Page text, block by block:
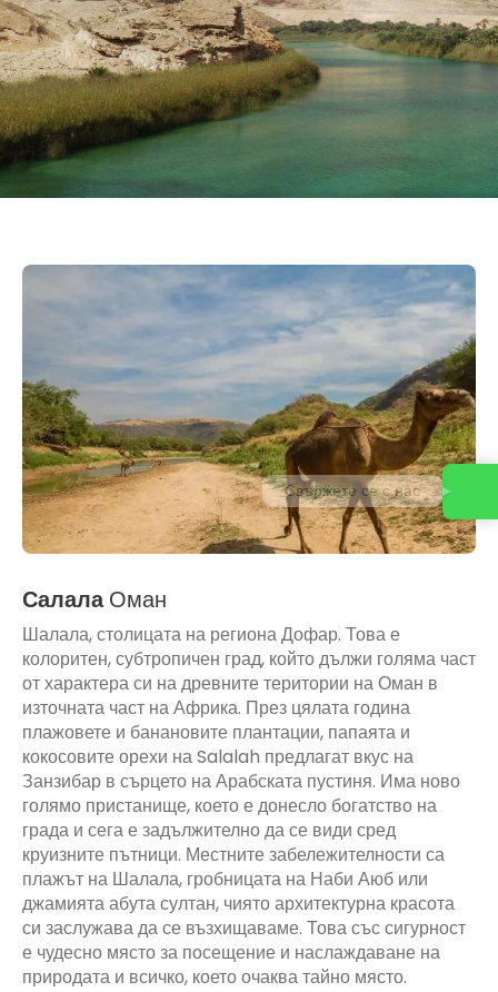
СалалаОман
Шалала, столицата на региона Дофар. Това е
колоритен, субтропичен град, който дължи голяма част
от характера си на древните територии на Оман в
източната част на Африка. През цялата година
плажовете и банановите плантации, папаята и
кокосовите орехи на Salalah предлагат вкус на
Занзибар в сърцето на Арабската пустиня. Има ново
голямо пристанище, което е донесло богатство на
града и сега е задължително да се види сред
круизните пътници. Местните забележителности са
плажът на Шалала, гробницата на Наби Аюб или
джамията абута султан, чиято архитектурна красота
си заслужава да се възхищаваме. Това със сигурност
е чудесно място за посещение и наслаждаване на
природата и всичко, което очаква тайно място.
Свържете се с нас